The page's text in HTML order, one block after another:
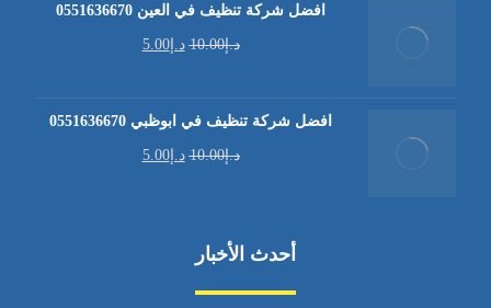
افضل شركة تنظيف في العين 0551636670
د.إ10.00 د.إ5.00
افضل شركة تنظيف في ابوظبي 0551636670
د.إ10.00 د.إ5.00
أحدث الأخبار